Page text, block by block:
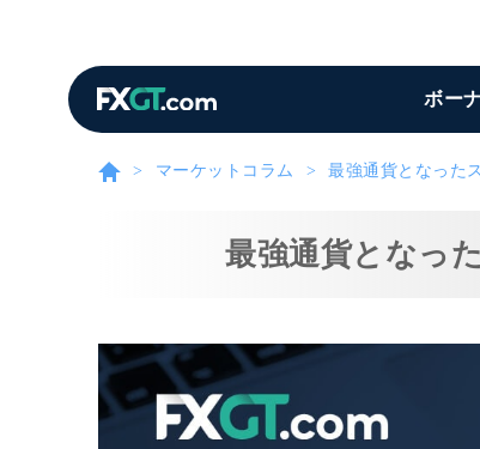
ボー
マーケットコラム 最強通貨となった
最強通貨となっ